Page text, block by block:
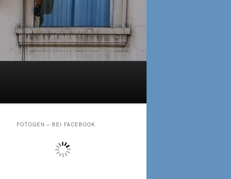
FOTOGEN – BEI FACEBOOK